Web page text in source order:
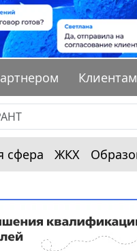
Клиентам
сфера ЖКХ